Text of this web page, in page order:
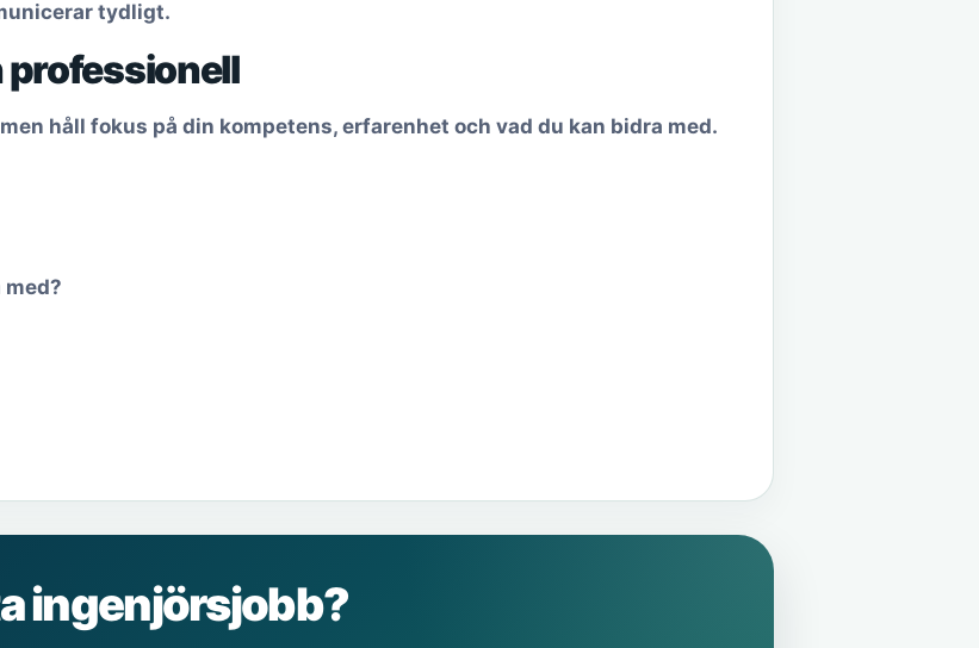
tydligt.
professionell
håll fokus på din kompetens, erfarenhet och vad du kan bidra med.
ingenjörsjobb?